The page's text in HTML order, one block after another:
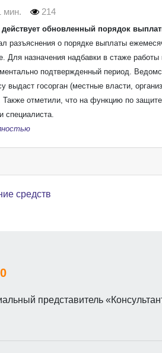
мин. 214
действует обновленный порядок
разъяснения о порядке выплаты
Для назначения надбавки в стаже
подтвержденный период.
выдаст госорган (местные власти,
Также отметили, что на функцию по
специалиста.
записям
средств
представитель